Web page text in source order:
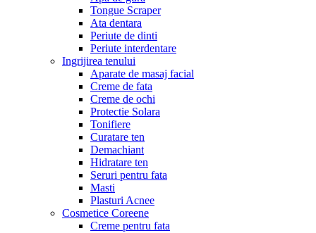
Tongue Scraper
Ata dentara
Periute de dinti
Periute interdentare
Ingrijirea tenului
Aparate de masaj facial
Creme de fata
Creme de ochi
Protectie Solara
Tonifiere
Curatare ten
Demachiant
Hidratare ten
Seruri pentru fata
Masti
Plasturi Acnee
Cosmetice Coreene
Creme pentru fata